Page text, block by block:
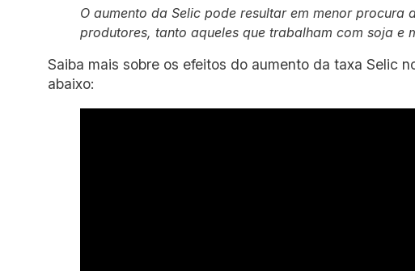
O aumento da Selic pode resultar em menor procura
produtores, tanto aqueles que trabalham com soja e
Saiba mais sobre os efeitos do aumento da taxa Selic
abaixo: